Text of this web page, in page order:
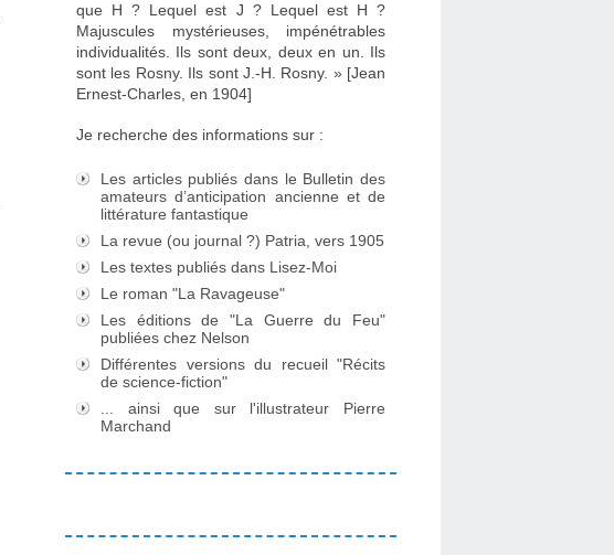
que H ? Lequel est J ? Lequel est H ?
Majuscules mystérieuses, impénétrables
individualités. Ils sont deux, deux en un. Ils
sont les Rosny. Ils sont J.-H. Rosny. » [Jean
Ernest-Charles, en 1904]
Je recherche des informations sur :
Les articles publiés dans le Bulletin des
amateurs d’anticipation ancienne et de
littérature fantastique
La revue (ou journal ?) Patria, vers 1905
Les textes publiés dans Lisez-Moi
Le roman "La Ravageuse"
Les éditions de "La Guerre du Feu"
publiées chez Nelson
Différentes versions du recueil "Récits
de science-fiction"
... ainsi que sur l'illustrateur Pierre
Marchand